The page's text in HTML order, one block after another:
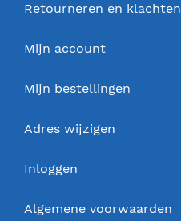
Retourneren en klachten
Mijn account
Mijn bestellingen
Adres wijzigen
Inloggen
Algemene voorwaarden